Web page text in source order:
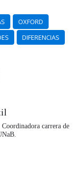
OXFORD
DIFERENCIAS
carrera de